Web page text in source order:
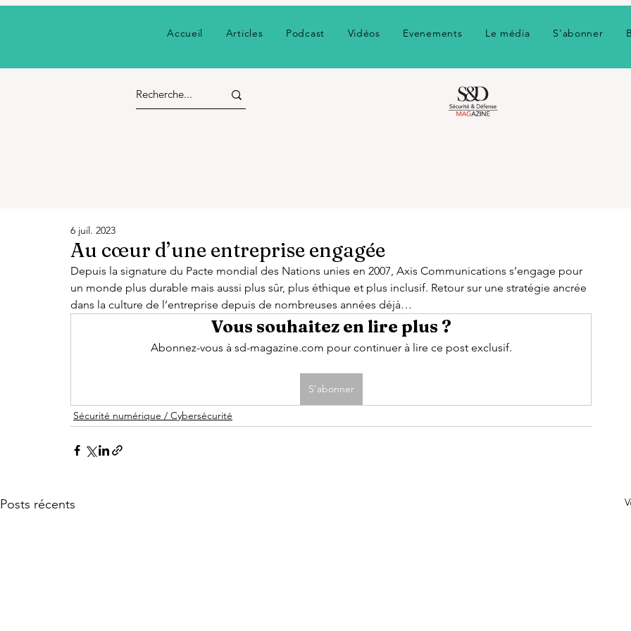
Accueil Articles Podcast Vidéos Evenements Le média S'abonner
Au cœur d’une entreprise engagée
6 juil. 2023
Depuis la signature du Pacte mondial des Nations unies en 2007, Axis Communications s’engage pour
un monde plus durable mais aussi plus sûr, plus éthique et plus inclusif. Retour sur une stratégie ancrée
dans la culture de l’entreprise depuis de nombreuses années déjà…
Vous souhaitez en lire plus ?
Abonnez-vous à sd-magazine.com pour continuer à lire ce post exclusif.
S'abonner
Sécurité numérique / Cybersécurité
Posts récents